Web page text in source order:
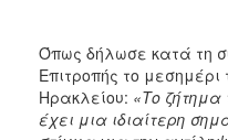
Όπως δήλωσε κατά τη
Επιτροπής το
Ηρακλείου: «Το ζήτημα
έχει μια ιδιαίτερη